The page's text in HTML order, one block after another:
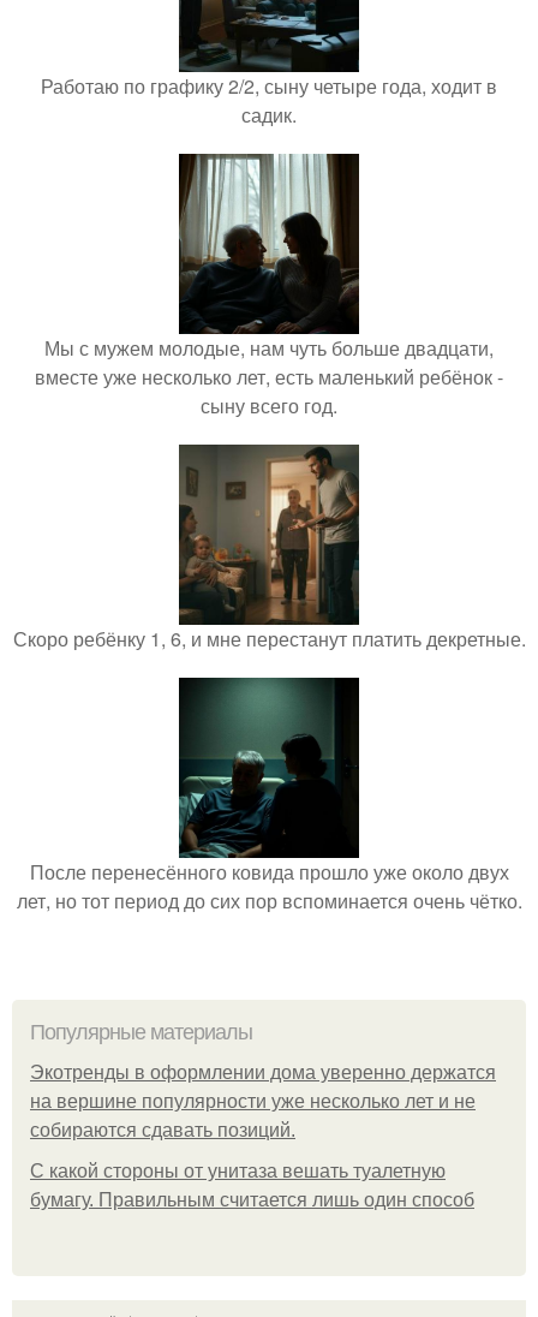
Работаю по графику 2/2, сыну четыре года, ходит в
садик.
Мы с мужем молодые, нам чуть больше двадцати,
вместе уже несколько лет, есть маленький ребёнок -
сыну всего год.
Скоро ребёнку 1, 6, и мне перестанут платить декретные.
После перенесённого ковида прошло уже около двух
лет, но тот период до сих пор вспоминается очень чётко.
Популярные материалы
Экотренды в оформлении дома уверенно держатся
на вершине популярности уже несколько лет и не
собираются сдавать позиций.
С какой стороны от унитаза вешать туалетную
бумагу. Правильным считается лишь один способ